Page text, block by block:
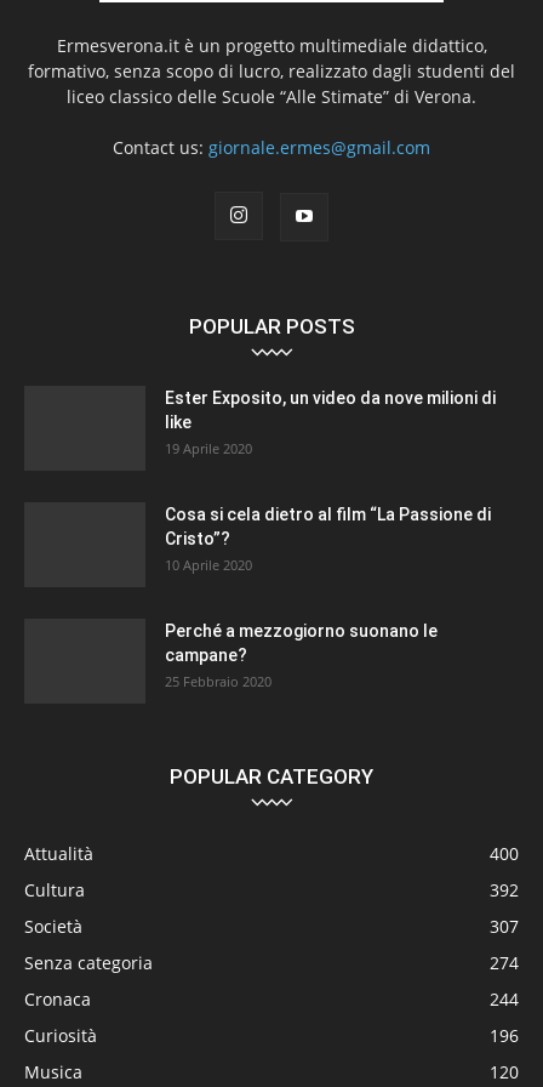
Ermesverona.it è un progetto multimediale didattico,
formativo, senza scopo di lucro, realizzato dagli studenti del
liceo classico delle Scuole “Alle Stimate” di Verona.
Contact us: giornale.ermes@gmail.com
POPULAR POSTS
Ester Exposito, un video da nove milioni di
like
19 Aprile 2020
Cosa si cela dietro al film “La Passione di
Cristo”?
10 Aprile 2020
Perché a mezzogiorno suonano le
campane?
25 Febbraio 2020
POPULAR CATEGORY
Attualità
400
Cultura
392
Società
307
Senza categoria
274
Cronaca
244
Curiosità
196
Musica
120